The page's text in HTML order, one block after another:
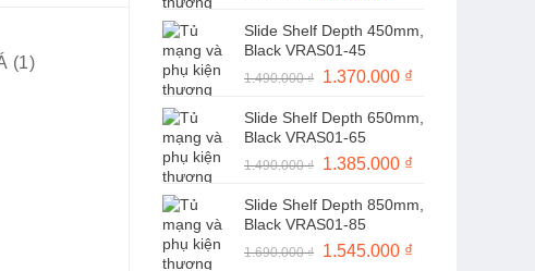
là:
230.000 ₫.
tại
190.000 ₫.
Slide Shelf Depth 450mm,
Black VRAS01-45
1.490.000₫
Giá
là:
1.490.000 ₫.
1.370.000 ₫
tại
Slide Shelf Depth 650mm,
Black VRAS01-65
1.490.000₫
Giá
là:
1.490.000 ₫.
1.385.000 ₫
tại
Slide Shelf Depth 850mm,
Black VRAS01-85
1.690.000₫
Giá
1.545.000 ₫
(1)